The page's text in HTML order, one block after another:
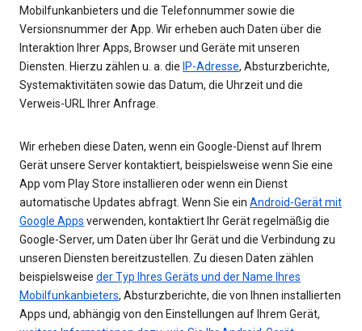
Mobilfunkanbieters und die Telefonnummer sowie die
Versionsnummer der App. Wir erheben auch Daten über die
Interaktion Ihrer Apps, Browser und Geräte mit unseren
Diensten. Hierzu zählen u. a. die IP-Adresse, Absturzberichte,
Systemaktivitäten sowie das Datum, die Uhrzeit und die
Verweis-URL Ihrer Anfrage.
Wir erheben diese Daten, wenn ein Google-Dienst auf Ihrem
Gerät unsere Server kontaktiert, beispielsweise wenn Sie eine
App vom Play Store installieren oder wenn ein Dienst
automatische Updates abfragt. Wenn Sie ein Android-Gerät mit
Google Apps verwenden, kontaktiert Ihr Gerät regelmäßig die
Google-Server, um Daten über Ihr Gerät und die Verbindung zu
unseren Diensten bereitzustellen. Zu diesen Daten zählen
beispielsweise der Typ Ihres Geräts und der Name Ihres
Mobilfunkanbieters, Absturzberichte, die von Ihnen installierten
Apps und, abhängig von den Einstellungen auf Ihrem Gerät,